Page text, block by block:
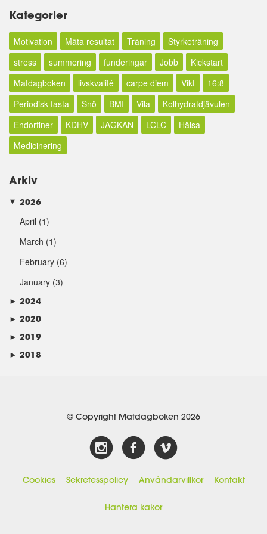
Kategorier
Motivation Mäta resultat Träning
Styrketräning
stress
summering funderingar Jobb
Kickstart
Matdagboken
livskvalité carpe diem Vikt
16:8
Periodisk fasta
Snö BMI Vila
Kolhydratdjävulen
Endorfiner
KDHV JAGKAN LCLC
Hälsa
Medicinering
Arkiv
► 2026
April (1)
March (1)
February (6)
January (3)
► 2024
► 2020
► 2019
► 2018
© Copyright Matdagboken 2026
Cookies Sekretesspolicy Användarvillkor Kontakt
Hantera kakor